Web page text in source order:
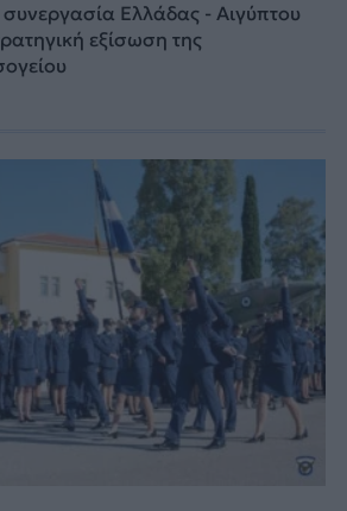
συνεργασία Ελλάδας - Αιγύπτου
εξίσωση της